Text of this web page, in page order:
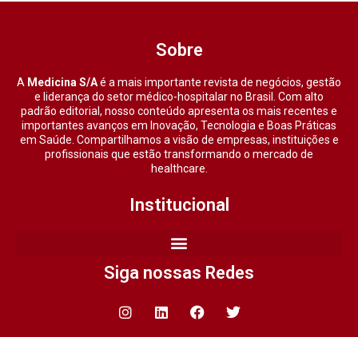
Sobre
A Medicina S/Aé a mais importante revista de negócios, gestão
e liderança do setor médico-hospitalar no Brasil. Com alto
padrão editorial, nosso conteúdo apresenta os mais recentes e
importantes avanços em Inovação, Tecnologia e Boas Práticas
em Saúde. Compartilhamos a visão de empresas, instituições e
profissionais que estão transformando o mercado de
healthcare.
Institucional
Siga nossas Redes